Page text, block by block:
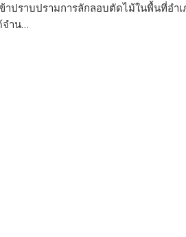
าปราบปรามการลักลอบตัดไม้ในพื้นที่อำเ
จำน…